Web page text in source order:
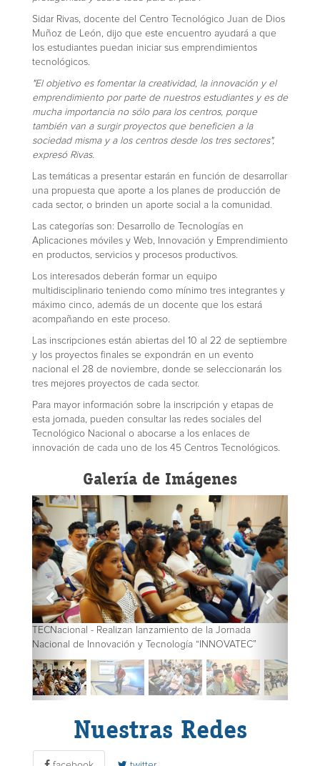
Sidar Rivas, docente del Centro Tecnológico Juan de Dios
Muñoz de León, dijo que este encuentro ayudará a que
los estudiantes puedan iniciar sus emprendimientos
tecnológicos.
"El objetivo es fomentar la creatividad, la innovación y el
emprendimiento por parte de nuestros estudiantes y es de
mucha importancia no sólo para los centros, porque
también van a surgir proyectos que beneficien a la
sociedad misma y a los centros desde los tres sectores",
expresó Rivas.
Las temáticas a presentar estarán en función de desarrollar
una propuesta que aporte a los planes de producción de
cada sector, o brinden un aporte social a la comunidad.
Las categorías son: Desarrollo de Tecnologías en
Aplicaciones móviles y Web, Innovación y Emprendimiento
en productos, servicios y procesos productivos.
Los interesados deberán formar un equipo
multidisciplinario teniendo como mínimo tres integrantes y
máximo cinco, además de un docente que los estará
acompañando en este proceso.
Las inscripciones están abiertas del 10 al 22 de septiembre
y los proyectos finales se expondrán en un evento
nacional el 28 de noviembre, donde se seleccionarán los
tres mejores proyectos de cada sector.
Para mayor información sobre la inscripción y etapas de
esta jornada, pueden consultar las redes sociales del
Tecnológico Nacional o abocarse a los enlaces de
innovación de cada uno de los 45 Centros Tecnológicos.
Galería de Imágenes
TECNacional - Realizan lanzamiento de la Jornada
Nacional de Innovación y Tecnología “INNOVATEC”
Nuestras Redes